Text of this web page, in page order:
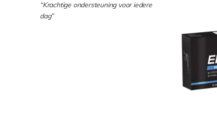
“Krachtige ondersteuning voor iedere
dag”